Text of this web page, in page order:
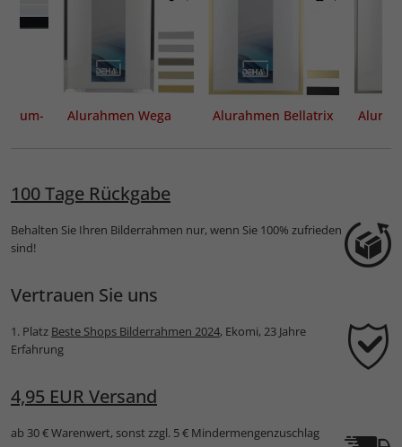
Alurahmen Wega Alurahmen Bellatrix
100 Tage Rückgabe
Behalten Sie Ihren Bilderrahmen nur, wenn Sie 100% zufrieden
sind!
Vertrauen Sie uns
1. Platz Beste Shops Bilderrahmen 2024, Ekomi, 23 Jahre
Erfahrung
4,95 EUR Versand
ab 30 € Warenwert, sonst zzgl. 5 € Mindermengenzuschlag